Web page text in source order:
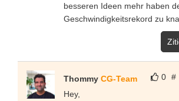
besseren Ideen mehr haben
Geschwindigkeitsrekord zu
0 #
Thommy CG-Team
Hey,